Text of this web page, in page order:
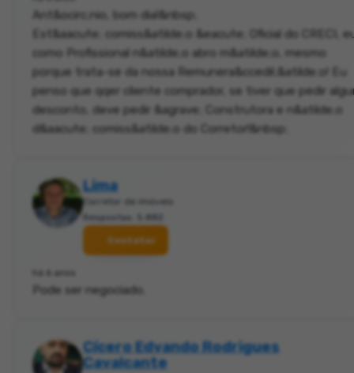
Ant&ocirc;nio, bom dia!&nbsp;
Est&aacute; comiss&atilde;o &eacute; Oficial do CRECI,
como Profissional n&atilde;o abro m&atilde;o, mesmo
porque trata-se da nossa Remunera&ccedil;&atilde;o! Eu
penso que qqer cliente comprador, se tiver que pedir
desconto, deve pedir &agrave; Construtora e n&atilde;o
d&aacute; comiss&atilde;o do Corretor!&nbsp;
Lima
Corretor de imóveis
Respostas: 5.882
Contatar
há 6 anos
Pode ser negociado.
Cícero Edvando Rodrigues
Cavalcante